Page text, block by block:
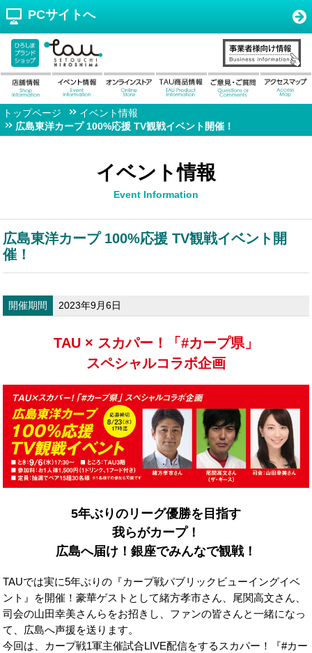
PCサイトへ
トップページ
イベント情報
広島東洋カープ 100%応援 TV観戦イベント開催！
イベント情報
Event Information
広島東洋カープ 100%応援 TV観戦イベント開
催！
開催期間 2023年9月6日
TAU × スカパー！「#カープ県」
スペシャルコラボ企画
5年ぶりのリーグ優勝を目指す
我らがカープ！
広島へ届け！銀座でみんなで観戦！
TAUでは実に5年ぶりの『カープ戦パブリックビューイングイベ
ント』を開催！豪華ゲストとして緒方孝市さん、尾関高文さん、
司会の山田幸美さんらをお招きし、ファンの皆さんと一緒になっ
て、広島へ声援を送ります。
今回は、カープ戦1軍主催試合LIVE配信をするスカパー！『#カー